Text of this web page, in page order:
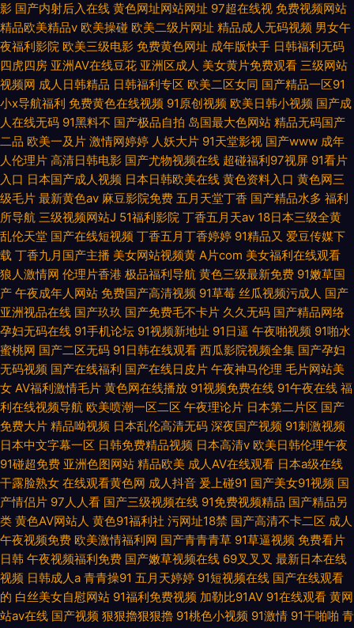
影 国产内射后入在线 黄色网址网站网址 97超在线视 免费视频网站
精品欧美精品v 欧美操碰 欧美二级片网址 精品成人无码视频 男女午
夜福利影院 欧美三级电影 免费黄色网址 成年版快手 日韩福利无码
四虎四房 亚洲AV在线豆花 亚洲区成人 美女黄片免费观看 三级网站
视频网 成人日韩精品 日韩福利专区 欧美二区女同 国产精品一区91
小x导航福利 免费黄色在线视频 91原创视频 欧美日韩小视频 国产成
人在线无码 91黑料不 国产极品自拍 岛国最大色网站 精品无码国产
二品 欧美一及片 激情网婷婷 人妖大片 91天堂影视 国产www 成年
人伦理片 高清日韩电影 国产尤物视频在线 超碰福利97视屏 91看片
入口 日本国产成人视频 日本日韩欧美在线 黄色资料入口 黄色网三
级毛片 最新黄色av 麻豆影院免费 五月天堂丁香 国产精品水多 福利
所导航 三级视频网站J 51福利影院 丁香五月天av 18日本三级全黄
乱伦天堂 国产在线短视频 丁香五月丁香婷婷 91精品又 爱豆传媒下
载 丁香九月国产主播 美女网站视频黄 A片com 美女福利在线观看
狼人激情网 伦理片香港 极品福利导航 黄色三级最新免费 91嫩草国
产 午夜成年人网站 免费国产高清视频 91草莓 丝瓜视频污成人 国产
亚洲视品在线 国产玖玖 国产免费毛不卡片 久久无码 国产精品网络
孕妇无码在线 91手机论坛 91视频新地址 91日逼 午夜啪视频 91啪水
蜜桃网 国产二区无码 91日韩在线观看 西瓜影院视频全集 国产孕妇
无码视频 国产在线福利 国产在线日皮片 午夜神马伦理 毛片网站美
女 AV福利激情毛片 黄色网在线播放 91视频免费在线 91午夜在线 福
利在线视频导航 欧美喷潮一区二区 午夜理论片 日本第二片区 国产
免费大片 精品呦视频 日本乱伦高清无码 深夜国产视频 91刺激视频
日本中文字幕一区 日韩免费精品视频 日本高清v 欧美日韩伦理午夜
91碰超免费 亚洲色图网站 精品欧美 成人AV在线观看 日本a级在线
干露脸熟女 在线观看黄色网 成人抖音 爰上碰91 国产美女91视频 国
产情侣片 97人人看 国产三级视频在线 91免费视频精品 国产精品另
类 黄色AV网站人 黄色91福利社 污网址18禁 国产高清不卡二区 成人
午夜视频免费 欧美激情福利网 国产青青青草 91草逼视频 免费看片
日韩 午夜视频福利免费 国产嫩草视频在线 69叉叉叉 最新日本在线
视频 日韩成人a 青青操91 五月天婷婷 91短视频在线 国产在线观看
的 白丝美女自慰网站 91福利免费视频 加勒比91AV 91在线观看 黄网
站av在线 国产视频 狠狠擼狠狠擼 91桃色小视频 91激情 91干啪啪 青